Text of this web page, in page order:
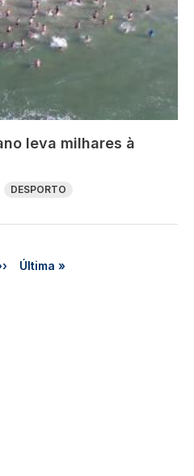
leva milhares à
DESPORTO
página
Última página
Última »